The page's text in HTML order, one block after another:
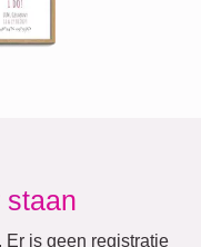
staan
Er is geen registratie